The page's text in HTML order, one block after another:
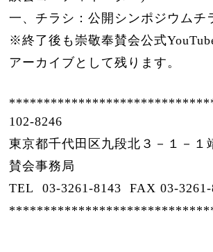
一、チラシ：公開シンポジウムチ
※終了後も崇敬奉賛会公式
アーカイブとして残ります。
102-8246
東京都千代田区九段北３－１－１
賛会事務局
TEL 03-3261-8143 FAX 03-3261-